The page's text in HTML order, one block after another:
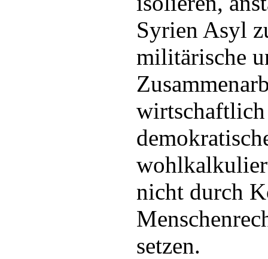
Syrien Asyl
militärische
nicht durch
setzen.